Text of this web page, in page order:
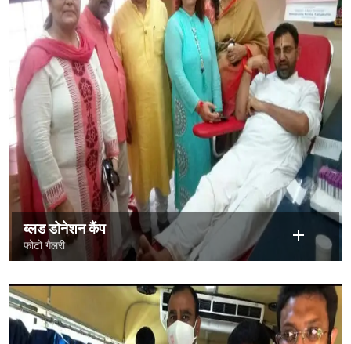
ब्लड डोनेशन कैंप
फोटो गैलरी